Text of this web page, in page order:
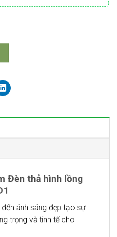
Đèn thả hình lồng
ánh sáng đẹp tạo sự
trọng và tinh tế cho